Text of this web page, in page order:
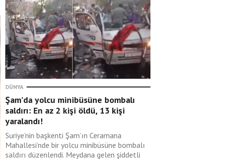
DÜNYA
Şam’da yolcu minibüsüne bombalı
saldırı: En az 2 kişi öldü, 13 kişi
yaralandı!
Suriye’nin başkenti Şam’ın Ceramana
Mahallesi’nde bir yolcu minibüsüne bombalı
saldırı düzenlendi. Meydana gelen şiddetli